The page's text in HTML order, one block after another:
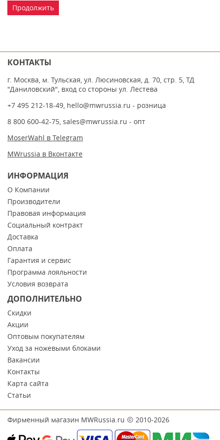
Продолжить
КОНТАКТЫ
г. Москва, м. Тульская, ул. Люсиновская, д. 70, стр. 5, ТД
"Даниловский", вход со стороны ул. Лестева
+7 495 212-18-49, hello@mwrussia.ru - розница
8 800 600-42-75, sales@mwrussia.ru - опт
MoserWahl в Telegram
MWrussia в Вконтакте
ИНФОРМАЦИЯ
О Компании
Производители
Правовая информация
Социальный контракт
Доставка
Оплата
Гарантия и сервис
Программа лояльности
Условия возврата
ДОПОЛНИТЕЛЬНО
Скидки
Акции
Оптовым покупателям
Уход за ножевыми блоками
Вакансии
Контакты
Карта сайта
Статьи
Фирменный магазин MWRussia.ru 2010-2026